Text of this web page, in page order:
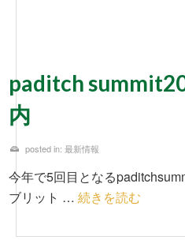
paditch
内
posted in: 最新情報
今年で5回目となる
ブリット … 続きを読む